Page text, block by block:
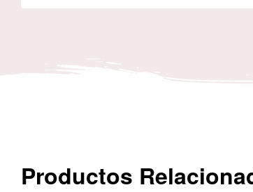
Productos